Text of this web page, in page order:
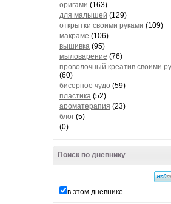
оригами (163)
для малышей (129)
открытки своими руками (109)
макраме (106)
вышивка (95)
мыловарение (76)
проволочный креатив своими
(60)
бисерное чудо (59)
пластика (52)
ароматерапия (23)
блог (5)
(0)
Поиск по дневнику
в этом дневнике